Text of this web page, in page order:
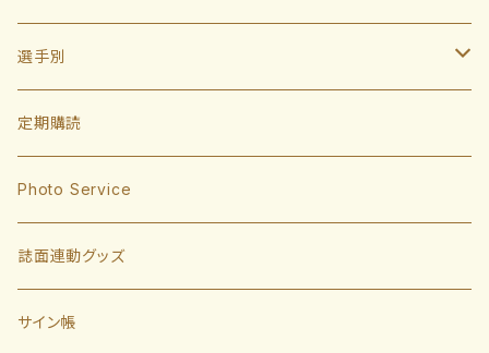
選手別
投手
東浜巨
有原航平
捕手
甲斐拓也
海野隆司
内野手
川瀬晃
外野手
定期購読
Photo Service
誌面連動グッズ
サイン帳